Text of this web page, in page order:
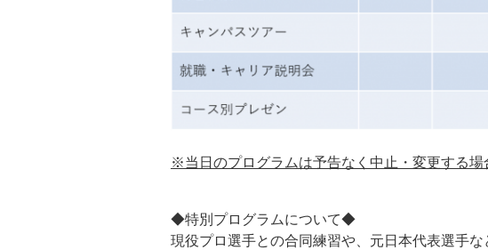
※当日のプログラムは予告なく中止・変更する場
◆特別プログラムについて◆
現役プロ選手との合同練習や、元日本代表選手